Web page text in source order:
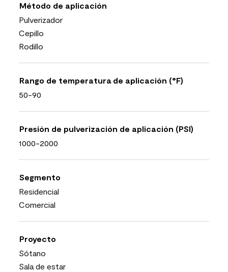
Método de aplicación
Pulverizador
Cepillo
Rodillo
Rango de temperatura de aplicación (°F)
50-90
Presión de pulverización de aplicación (PSI)
1000-2000
Segmento
Residencial
Comercial
Proyecto
Sótano
Sala de estar